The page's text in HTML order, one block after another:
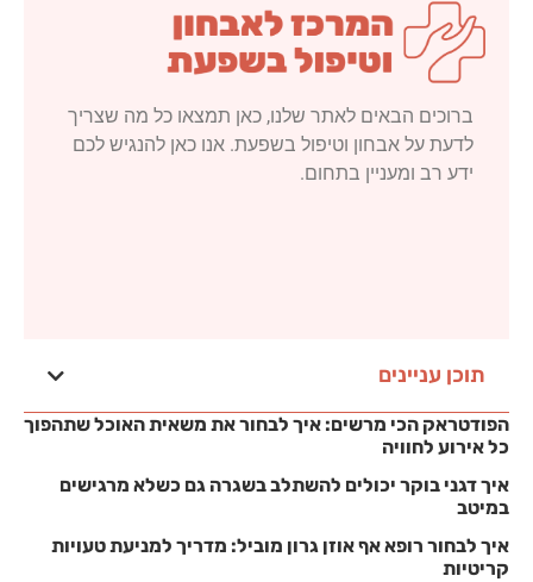
ברוכים הבאים לאתר שלנו, כאן תמצאו כל מה שצריך
לדעת על אבחון וטיפול בשפעת. אנו כאן להנגיש לכם
ידע רב ומעניין בתחום.
תוכן עניינים
הפודטראק הכי מרשים: איך לבחור את משאית האוכל שתהפוך
כל אירוע לחוויה
איך דגני בוקר יכולים להשתלב בשגרה גם כשלא מרגישים
במיטב
איך לבחור רופא אף אוזן גרון מוביל: מדריך למניעת טעויות
קריטיות